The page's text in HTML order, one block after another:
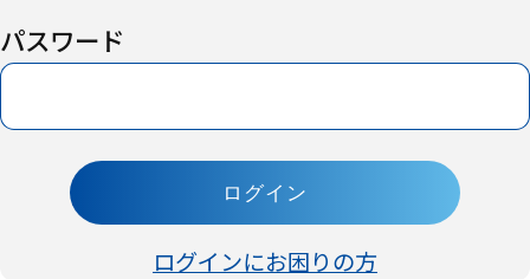
パスワード
ログイン
ログインにお困りの方